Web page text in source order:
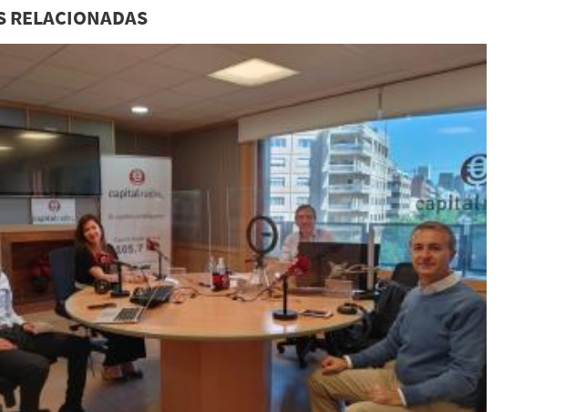
RELACIONADAS